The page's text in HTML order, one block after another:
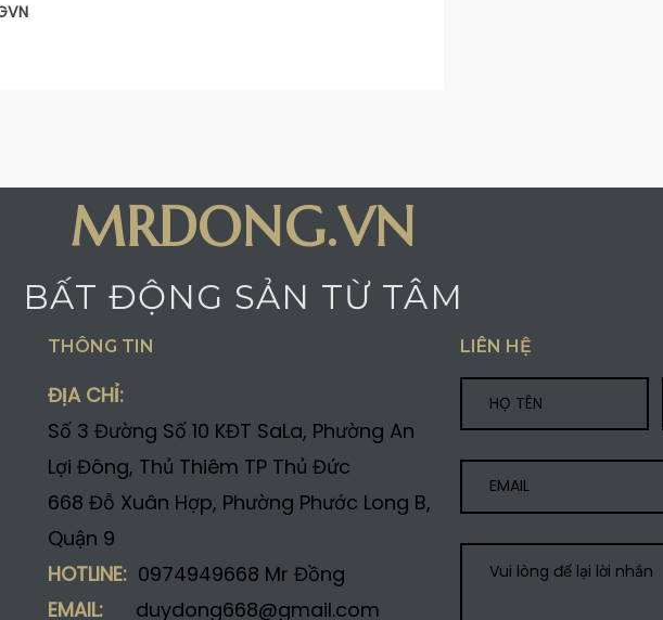
MRDONG.VN
BẤT ĐỘNG SẢN TỪ TÂM
THÔNG TIN
ĐỊA CHỈ:
Số 3 Đường Số 10 KĐT SaLa, Phường An
Lợi Đông, Thủ Thiêm TP Thủ Đức
668 Đỗ Xuân Hợp, Phường Phước Long B,
Quận 9
HOTLINE:0974949668 Mr Đồng
EMAIL:duydong668@gmail.com
LIÊN HỆ